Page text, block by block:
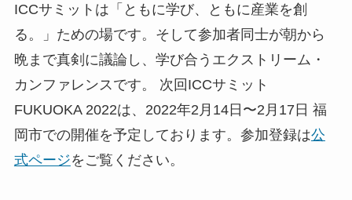
ICCサミットは「ともに学び、ともに産業を創
る。」ための場です。そして参加者同士が朝から
晩まで真剣に議論し、学び合うエクストリーム・
カンファレンスです。 次回ICCサミット
FUKUOKA 2022は、2022年2月14日〜2月17日 福
岡市での開催を予定しております。参加登録は公
式ページをご覧ください。